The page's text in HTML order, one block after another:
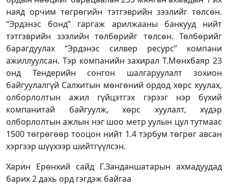
наяд орчим төгрөгийн тэтгэврийн зээлийг төлсөн.
“Эрдэнэс бонд” гаргаж арилжааны банкууд нийт
тэтгэврийн зээлийн төлбөрийг төлсөн. Төлбөрийг
барагдуулах “Эрдэнэс силвер ресурс” компани
ажиллуулсан. Тэр компанийн захирал Т.Мөнхбаяр 23
онд Тендерийн сонгон шалгаруулалт зохион
байгуулалгүй Салхитын мөнгөний ордод хөрс хуулах,
олборлолтын ажил гүйцэтгэх гэрээг нэр бүхий
компанитай байгуулж, хөрс хуулалт, хүдэр
олборлолтын ажлын нэг шоо метр уулын цул тутмаас
1500 төгрөгөөр тооцон нийт 1.4 тэрбум төгрөг авсан
хэргээр шүүхээр шийтгүүлсэн.
Харин Ерөнхий сайд Г.Занданшатарын ахмадуудад
барих 2 дахь орд гэгдэж байгаа